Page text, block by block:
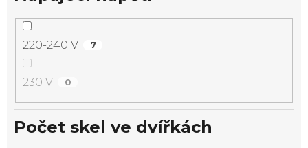
220-240 V 7
230 V 0
Počet skel ve dvířkách